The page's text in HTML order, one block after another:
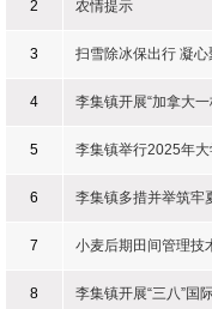
2 农情提示
3 扫雪除冰保出行 凝
4 李集镇开展“加拿大
5 李集镇举行2025年
6 李集镇多措并举筑牢
7 小麦后期田间管理技
8 李集镇开展“三八”国